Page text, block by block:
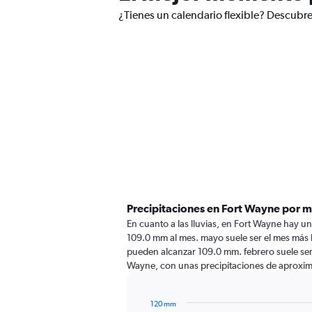
¿Tienes un calendario flexible?
Precipitaciones en Fort Wayne por
En cuanto a las lluvias, en Fort Wayne hay
109.0 mm al mes. mayo suele ser el mes
pueden alcanzar 109.0 mm. febrero suele
Wayne, con unas precipitaciones de
120 mm